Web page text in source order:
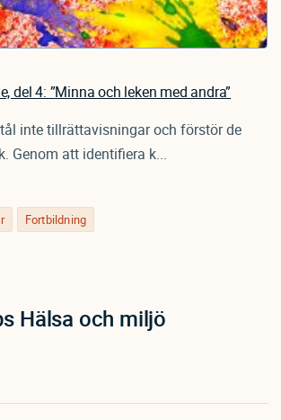
Fortbildning
del 4: ”Minna och leken med andra”
inte tillrättavisningar och förstör de
Genom att identifiera k...
Hälsa och miljö